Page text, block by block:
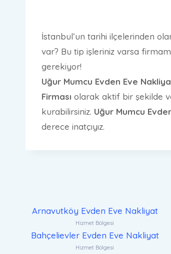
İstanbul’un tarihi ilçelerinden
var? Bu tip işleriniz varsa
gerekiyor!
Uğur Mumcu Evden Eve
Firması olarak aktif bir şekilde
kurabilirsiniz. Uğur Mumcu
derece inatçıyız.
Arnavutköy Evden Eve Nakliyat
Hizmet Bölgesi
Bahçelievler Evden Eve Nakliyat
Hizmet Bölgesi